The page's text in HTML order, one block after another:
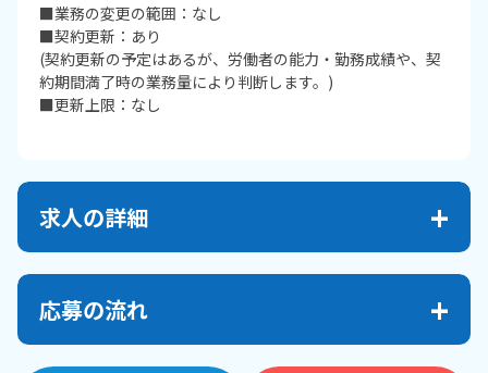
■業務の変更の範囲：なし
■契約更新：あり
(契約更新の予定はあるが、労働者の能力・勤務成績や、契
約期間満了時の業務量により判断します。)
■更新上限：なし
求人の詳細
応募の流れ